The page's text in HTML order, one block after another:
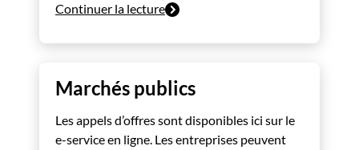
Continuer la lecture
Marchés publics
Les appels d’offres sont disponibles ici sur le
e-service en ligne. Les entreprises peuvent